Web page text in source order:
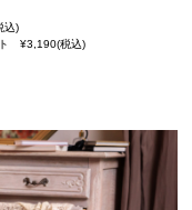
込)
ト ¥3,190(税込)